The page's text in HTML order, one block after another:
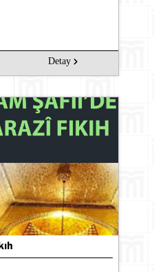
Detay